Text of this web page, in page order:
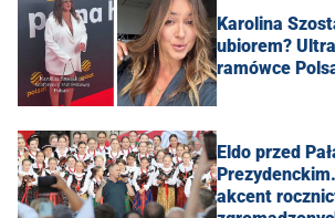
Karolina
ubiorem?
ramówce
Eldo przed
akcent